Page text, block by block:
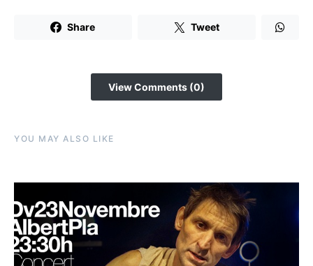
Share Tweet
View Comments (0)
YOU MAY ALSO LIKE